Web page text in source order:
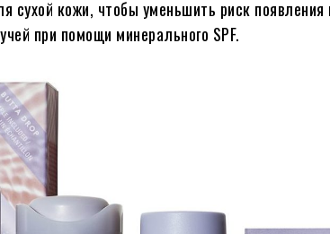
кожи, чтобы уменьшить риск появления
при помощи минерального SPF.